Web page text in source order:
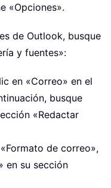
«Opciones».
de Outlook, busque
y fuentes»:
en «Correo» en el
busque
«Redactar
de correo»,
en su sección